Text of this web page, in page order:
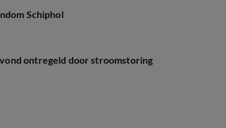
Schiphol
ontregeld door stroomstoring